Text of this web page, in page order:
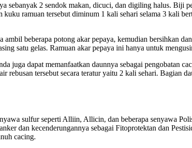
sebanyak 2 sendok makan, dicuci, dan digiling halus. Biji
kuku ramuan tersebut diminum 1 kali sehari selama 3 kali
beberapa potong akar pepaya, kemudian bersihkan
satu gelas. Ramuan akar pepaya ini hanya untuk
juga dapat memanfaatkan daunnya sebagai pengobatan
rebusan tersebut secara teratur yaitu 2 kali sehari. Bagian
sulfur seperti Alliin, Allicin, dan beberapa senyawa
dan kecenderungannya sebagai Fitoprotektan dan
cacing.